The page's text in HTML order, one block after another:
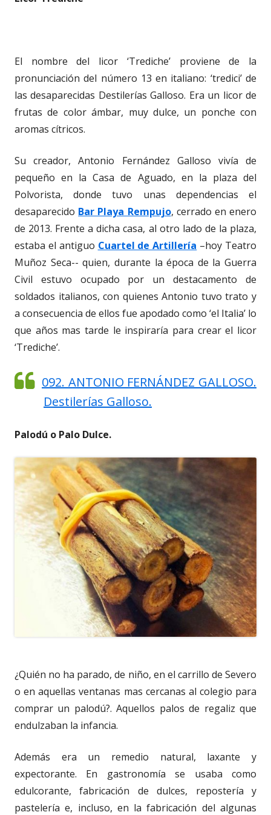
El nombre del licor ‘Trediche’ proviene de la
pronunciación del número 13 en italiano: ‘tredici’ de
las desaparecidas Destilerías Galloso. Era un licor de
frutas de color ámbar, muy dulce, un ponche con
aromas cítricos.
Su creador, Antonio Fernández Galloso vivía de
pequeño en la Casa de Aguado, en la plaza del
Polvorista, donde tuvo unas dependencias el
desaparecido Bar Playa Rempujo, cerrado en enero
de 2013. Frente a dicha casa, al otro lado de la plaza,
estaba el antiguo Cuartel de Artillería –hoy Teatro
Muñoz Seca-- quien, durante la época de la Guerra
Civil estuvo ocupado por un destacamento de
soldados italianos, con quienes Antonio tuvo trato y
a consecuencia de ellos fue apodado como ‘el Italia’ lo
que años mas tarde le inspiraría para crear el licor
‘Trediche’.
092. ANTONIO FERNÁNDEZ GALLOSO.
Destilerías Galloso.
Palodú o Palo Dulce.
¿Quién no ha parado, de niño, en el carrillo de Severo
o en aquellas ventanas mas cercanas al colegio para
comprar un palodú?. Aquellos palos de regaliz que
endulzaban la infancia.
Además era un remedio natural, laxante y
expectorante. En gastronomía se usaba como
edulcorante, fabricación de dulces, repostería y
pastelería e, incluso, en la fabricación del algunas